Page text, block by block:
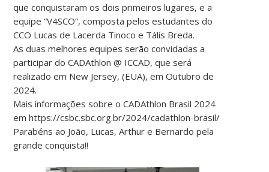
que conquistaram os dois primeiros lugares, e a
equipe “V4SCO”, composta pelos estudantes do
CCO Lucas de Lacerda Tinoco e Tális Breda.
As duas melhores equipes serão convidadas a
participar do CADAthlon @ ICCAD, que será
realizado em New Jersey, (EUA), em Outubro de
2024.
Mais informações sobre o CADAthlon Brasil 2024
em https://csbc.sbc.org.br/2024/cadathlon-brasil/
Parabéns ao João, Lucas, Arthur e Bernardo pela
grande conquista!!